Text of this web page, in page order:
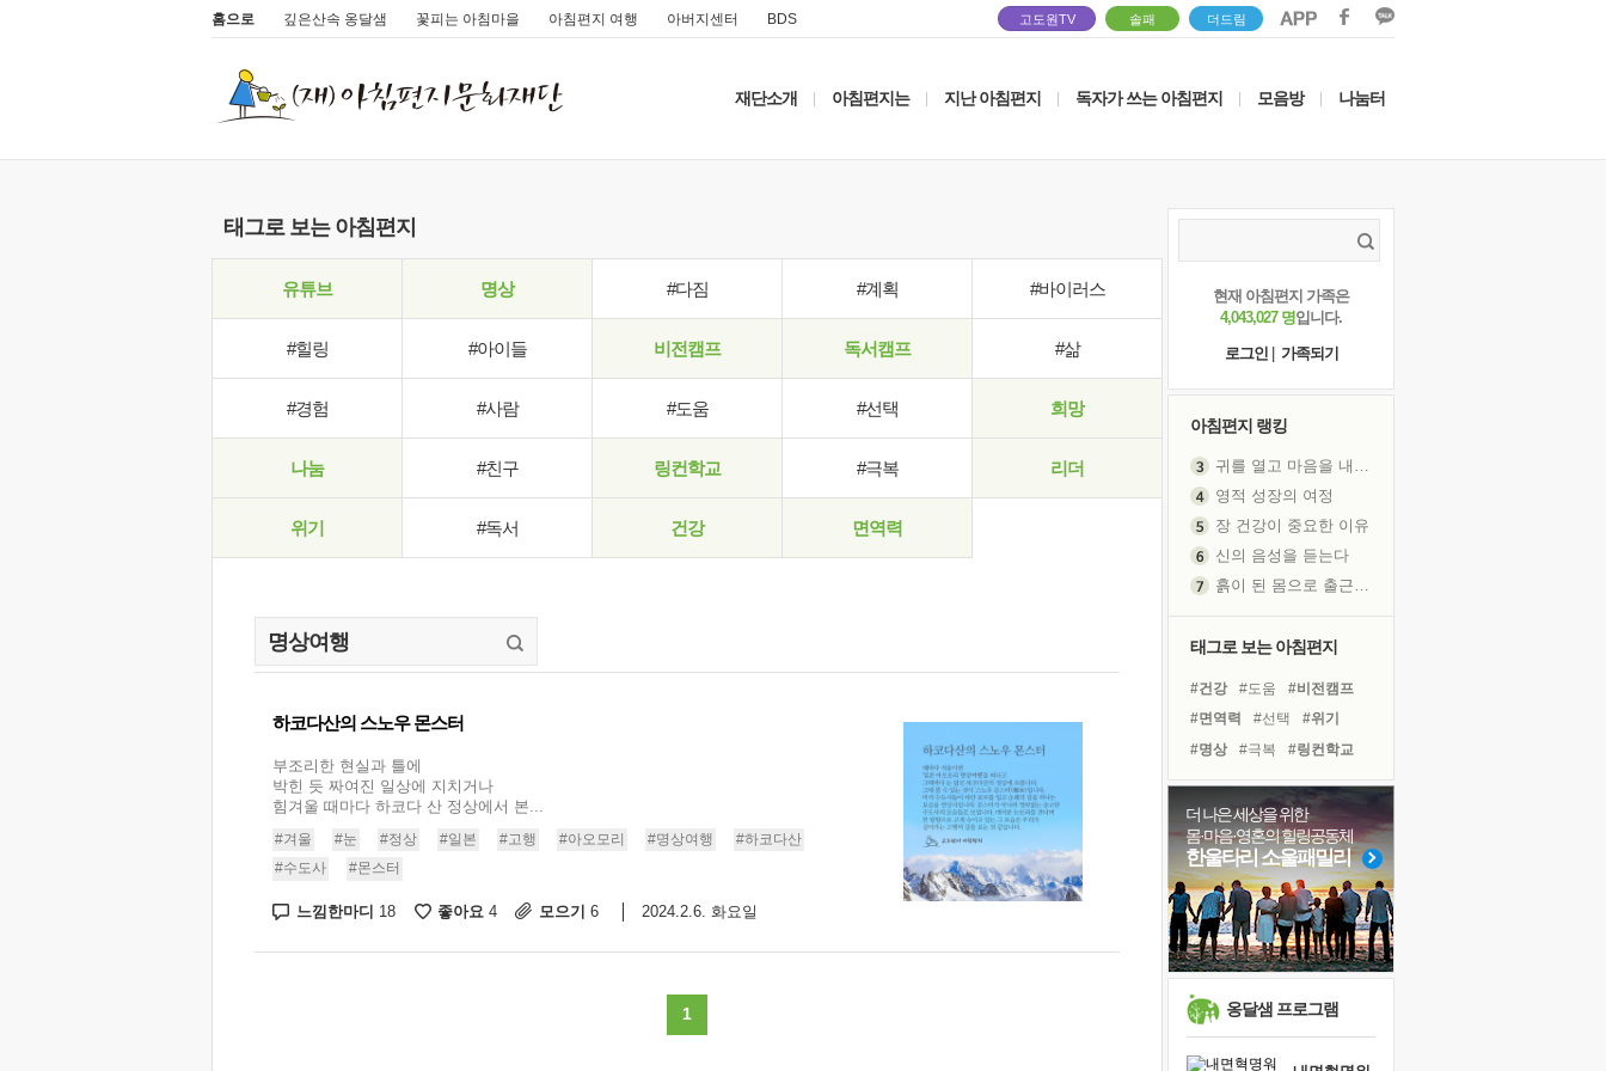
홈으로 깊은산속 옹달샘 꽃피는 아침마을 아침편지 여행 아버지센터 BDS 고도원TV 솔패 더드림
재단소개 아침편지는 지난 아침편지 독자가 쓰는 아침편지 모음방 나눔터
태그로 보는 아침편지
유튜브 명상 #다짐 #계획 #바이러스
#힐링 #아이들 비전캠프 독서캠프 #삶
#경험 #사람 #도움 #선택 희망
나눔 #친구 링컨학교 #극복 리더
위기 #독서 건강 면역력
하코다산의 스노우 몬스터
부조리한 현실과 틀에
박힌 듯 짜여진 일상에 지치거나
힘겨울 때마다 하코다 산 정상에서 본...
#겨울 #눈 #정상 #일본 #고행 #아오모리 #명상여행
#하코다산
#수도사
#몬스터
느낌한마디 18 좋아요 4 모으기 6 2024.2.6. 화요일
1
현재 아침편지 가족은
4,043,027 명입니다.
로그인
가족되기
아침편지 랭킹
귀를 열고 마음을 내어주고
영적 성장의 여정
장 건강이 중요한 이유
신의 음성을 듣는다
흙이 된 몸으로 출근하는 여자
졸업식 사진을 보며
극심한 변비, 어깨결림, 수면 장애
아픈 아버지를 위한 공간 설계
슬럼프
보고 싶은 어머니
유년 시절의 부산 영도 바다
못된 꼰대들
희망이란
'모른다'는 것
태그로 보는 아침편지
#건강 #도움
#비전캠프
#면역력
#선택
#위기
#명상
#극복
#링컨학교
#삶
#독서
#나눔
#바이러스
#다짐
#아이들
#힐링
#희망
#사람
#경험
#유튜브
#친구
더 나은 세상을 위한
몸·마음·영혼의 힐링공동체
한울타리 소울패밀리
옹달샘 프로그램